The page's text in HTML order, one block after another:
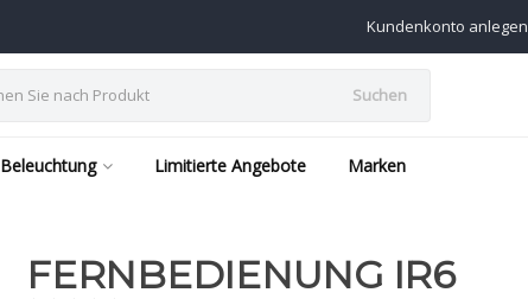
Kundenkonto anlegen
Suchen
Beleuchtung Limitierte Angebote Marken
FERNBEDIENUNG IR6